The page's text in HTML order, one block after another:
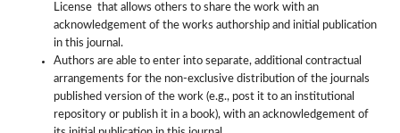
License that allows others to share the work with an
acknowledgement of the works authorship and initial publication
in this journal.
Authors are able to enter into separate, additional contractual
arrangements for the non-exclusive distribution of the journals
published version of the work (e.g., post it to an institutional
repository or publish it in a book), with an acknowledgement of